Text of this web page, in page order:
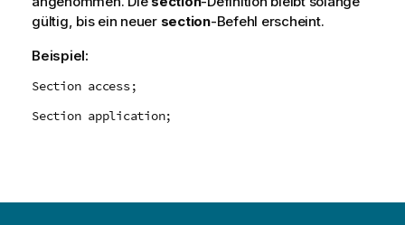
gültig, bis ein neuer section-Befehl erscheint.
Beispiel:
Section access;
Section application;